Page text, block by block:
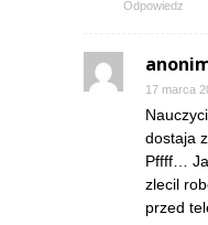
Odpowiedz
17 marca
dostaja
Pffff…
zlecil
przed